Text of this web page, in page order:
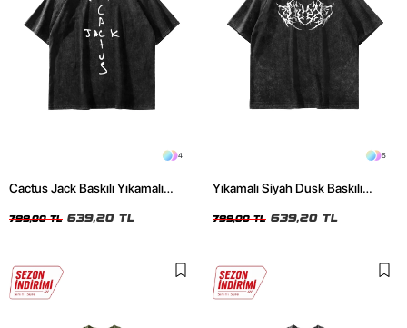
4
Cactus Jack Baskılı Yıkamalı
799,00 TL 639,20 TL
5
Yıkamalı Siyah Dusk Baskılı
799,00 TL 639,20 TL